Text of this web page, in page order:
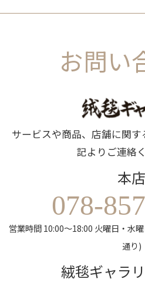
お問い
サービスや商品、店舗に関
記よりご連絡
本店
078-
営業時間 10:00～18:00 火曜日・水
通り)
絨毯ギャラ